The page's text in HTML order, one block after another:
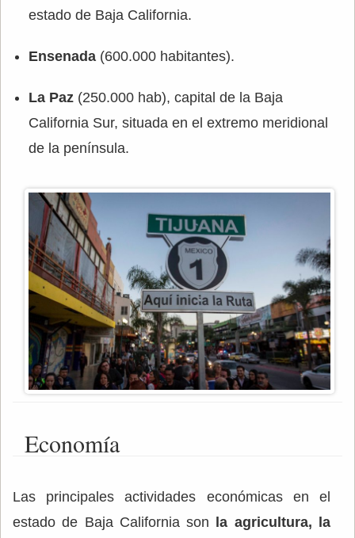
estado de Baja California.
Ensenada (600.000 habitantes).
La Paz (250.000 hab), capital de la Baja
California Sur, situada en el extremo meridional
de la península.
Economía
Las principales actividades económicas en el
estado de Baja California son la agricultura, la